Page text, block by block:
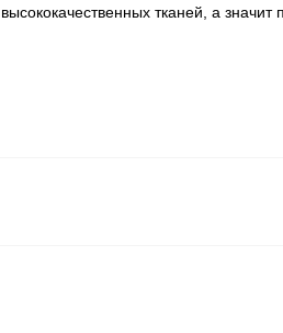
тканей, а